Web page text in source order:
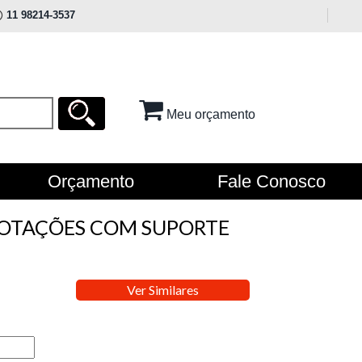
11 98214-3537
Meu orçamento
Orçamento Fale Conosco
COM SUPORTE
Ver Similares